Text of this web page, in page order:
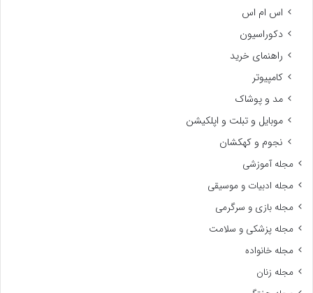
اس ام اس
دکوراسیون
راهنمای خرید
کامپیوتر
مد و پوشاک
موبایل و تبلت و اپلکیشن
نجوم و کهکشان
مجله آموزشی
مجله ادبیات و موسیقی
مجله بازی و سرگرمی
مجله پزشکی و سلامت
مجله خانواده
مجله زنان